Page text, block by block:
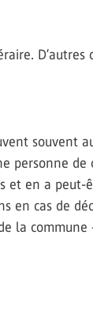
souvent
personne
et en a peut-
en cas de
la